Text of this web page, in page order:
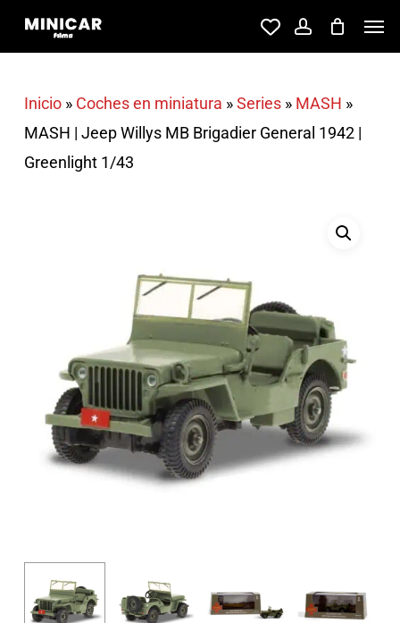
Skip
content
account
Inicio» Coches en miniatura »Series» MASH »
MASH | Jeep Willys MB Brigadier General 1942 |
Greenlight 1/43